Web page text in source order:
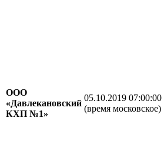
ООО
«Давлекановский
КХП №1»
05.10.2019 07:00:00
(время московское)